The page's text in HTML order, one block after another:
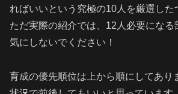
ればいいという究極の10人を厳選した
ただ実際の紹介では、12人必要にな
気にしないでください！
育成の優先順位は上から順にしてあり